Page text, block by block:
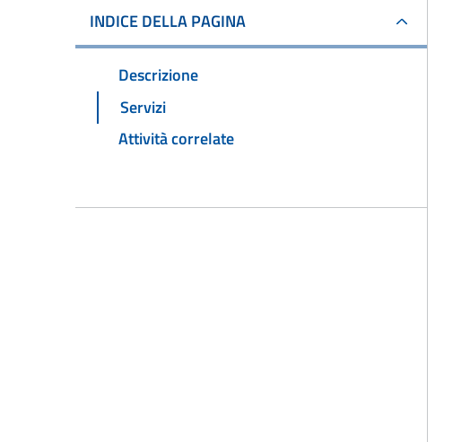
INDICE DELLA PAGINA
Descrizione
Servizi
Attività correlate